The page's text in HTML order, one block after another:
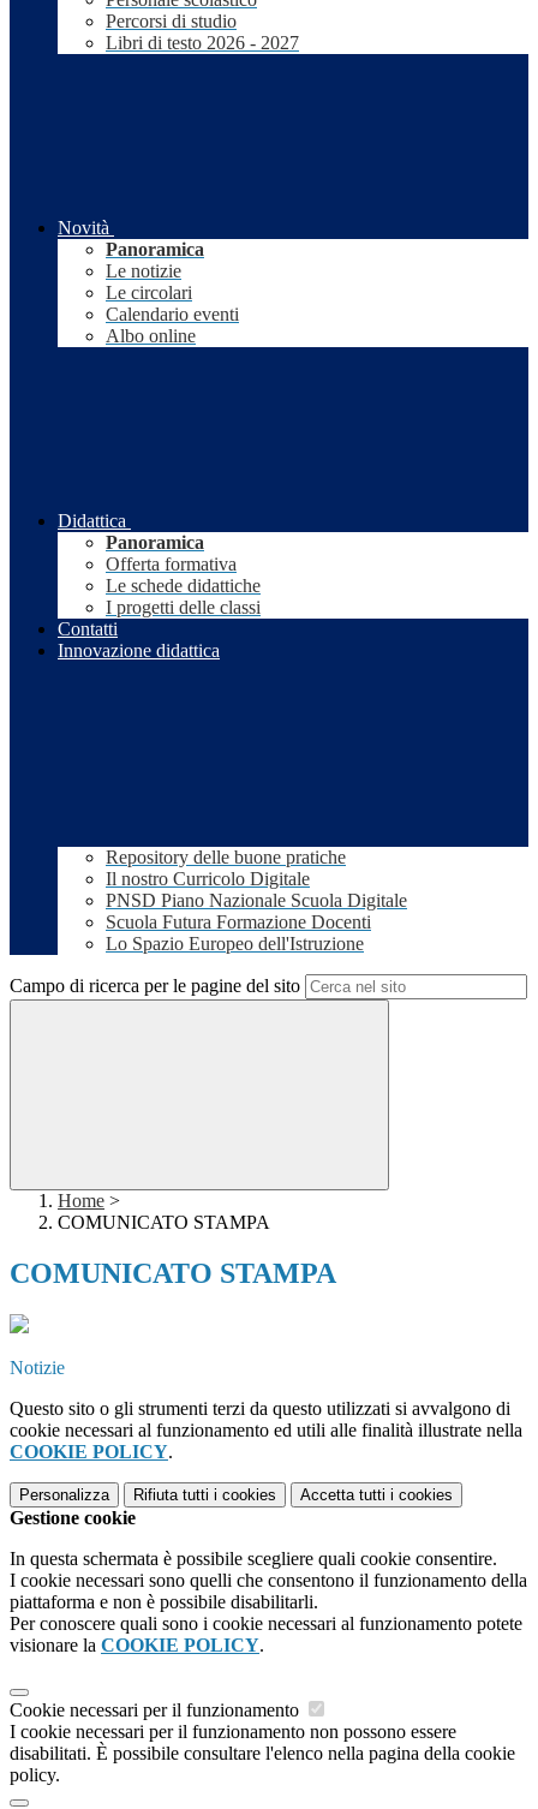
Percorsi di studio
Libri di testo 2026 - 2027
Novità
Panoramica
Le notizie
Le circolari
Calendario eventi
Albo online
Didattica
Panoramica
Offerta formativa
Le schede didattiche
I progetti delle classi
Contatti
Innovazione didattica
Repository delle buone pratiche
Il nostro Curricolo Digitale
PNSD Piano Nazionale Scuola Digitale
Scuola Futura Formazione Docenti
Lo Spazio Europeo dell'Istruzione
Campo di ricerca per le pagine del sito
Home >
COMUNICATO STAMPA
COMUNICATO STAMPA
Notizie
Questo sito o gli strumenti terzi da questo utilizzati si avvalgono di
cookie necessari al funzionamento ed utili alle finalità illustrate nella
COOKIE POLICY.
Personalizza Rifiuta tutti i cookies Accetta tutti i cookies
Gestione cookie
In questa schermata è possibile scegliere quali cookie consentire.
I cookie necessari sono quelli che consentono il funzionamento della
piattaforma e non è possibile disabilitarli.
Per conoscere quali sono i cookie necessari al funzionamento potete
visionare la COOKIE POLICY.
Cookie necessari per il funzionamento
I cookie necessari per il funzionamento non possono essere
disabilitati. È possibile consultare l'elenco nella pagina della cookie
policy.